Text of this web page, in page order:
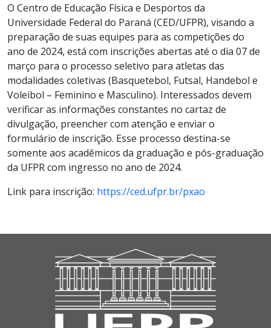
O Centro de Educação Física e Desportos da
Universidade Federal do Paraná (CED/UFPR), visando a
preparação de suas equipes para as competições do
ano de 2024, está com inscrições abertas até o dia 07 de
março para o processo seletivo para atletas das
modalidades coletivas (Basquetebol, Futsal, Handebol e
Voleibol – Feminino e Masculino). Interessados devem
verificar as informações constantes no cartaz de
divulgação, preencher com atenção e enviar o
formulário de inscrição. Esse processo destina-se
somente aos acadêmicos da graduação e pós-graduação
da UFPR com ingresso no ano de 2024.
Link para inscrição: https://ced.ufpr.br/pxao